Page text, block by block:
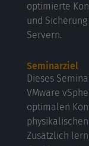
optimierte
und
Servern.
Seminarziel
Dieses
VMware
optimalen
Zusätzlich